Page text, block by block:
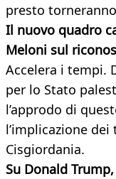
presto
Il nuovo quadro
Meloni sul
Accelera i tempi.
per lo Stato
l’approdo di
l’implicazione
Cisgiordania.
Su Donald